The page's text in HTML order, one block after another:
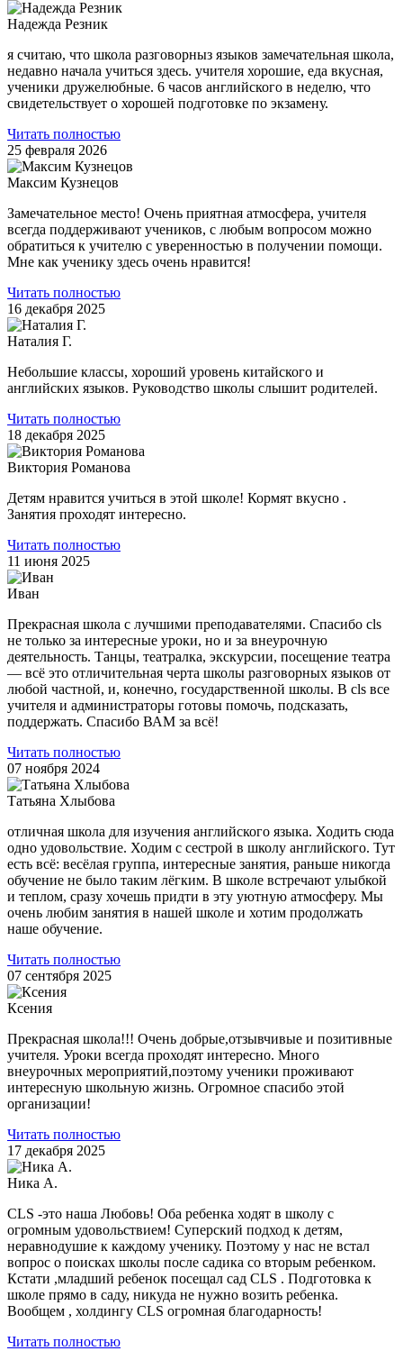
Надежда Резник
я считаю, что школа разговорныз языков замечательная школа,
недавно начала учиться здесь. учителя хорошие, еда вкусная,
ученики дружелюбные. 6 часов английского в неделю, что
свидетельствует о хорошей подготовке по экзамену.
Читать полностью
25 февраля 2026
Максим Кузнецов
Замечательное место! Очень приятная атмосфера, учителя
всегда поддерживают учеников, с любым вопросом можно
обратиться к учителю с уверенностью в получении помощи.
Мне как ученику здесь очень нравится!
Читать полностью
16 декабря 2025
Наталия Г.
Небольшие классы, хороший уровень китайского и
английских языков. Руководство школы слышит родителей.
Читать полностью
18 декабря 2025
Виктория Романова
Детям нравится учиться в этой школе! Кормят вкусно .
Занятия проходят интересно.
Читать полностью
11 июня 2025
Иван
Прекрасная школа с лучшими преподавателями. Спасибо cls
не только за интересные уроки, но и за внеурочную
деятельность. Танцы, театралка, экскурсии, посещение театра
— всё это отличительная черта школы разговорных языков от
любой частной, и, конечно, государственной школы. В cls все
учителя и администраторы готовы помочь, подсказать,
поддержать. Спасибо ВАМ за всё!
Читать полностью
07 ноября 2024
Татьяна Хлыбова
отличная школа для изучения английского языка. Ходить сюда
одно удовольствие. Ходим с сестрой в школу английского. Тут
есть всё: весёлая группа, интересные занятия, раньше никогда
обучение не было таким лёгким. В школе встречают улыбкой
и теплом, сразу хочешь придти в эту уютную атмосферу. Мы
очень любим занятия в нашей школе и хотим продолжать
наше обучение.
Читать полностью
07 сентября 2025
Ксения
Прекрасная школа!!! Очень добрые,отзывчивые и позитивные
учителя. Уроки всегда проходят интересно. Много
внеурочных мероприятий,поэтому ученики проживают
интересную школьную жизнь. Огромное спасибо этой
организации!
Читать полностью
17 декабря 2025
Ника А.
CLS -это наша Любовь! Оба ребенка ходят в школу с
огромным удовольствием! Суперский подход к детям,
неравнодушие к каждому ученику. Поэтому у нас не встал
вопрос о поисках школы после садика со вторым ребенком.
Кстати ,младший ребенок посещал сад CLS . Подготовка к
школе прямо в саду, никуда не нужно возить ребенка.
Вообщем , холдингу CLS огромная благодарность!
Читать полностью